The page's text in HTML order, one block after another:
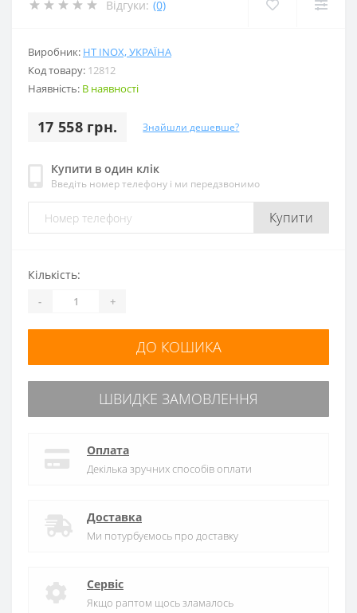
Відгуки: (0)
Виробник: HT INOX, УКРАЇНА
Код товару: 12812
Наявність: В наявності
17 558 грн. Знайшли дешевше?
Купити в один клік
Введіть номер телефону і ми передзвонимо
Купити
Кількість:
- +
ДО КОШИКА
ШВИДКЕ ЗАМОВЛЕННЯ
Оплата
Декілька зручних способів оплати
Доставка
Ми потурбуємось про доставку
Сервіс
Якщо раптом щось зламалось